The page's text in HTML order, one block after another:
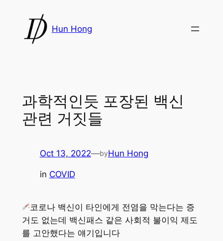
content
Hun Hong
과학적인듯 포장된 백신
관련 거짓들
Oct 13, 2022—byHun Hong
in COVID
코로나 백신이 타인에게 전염을 막는다는 증
거도 없는데 백신패스 같은 사회적 불이익 제도
를 고안했다는 얘기입니다